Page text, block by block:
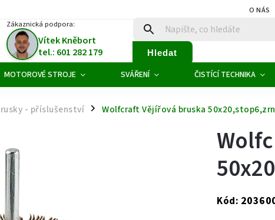
O NÁS
Zákaznická podpora:
Vítek Kněbort
tel.: 601 282 179
Hledat
MOTOROVÉ STROJE SVÁŘENÍ ČISTÍCÍ TECHNIKA
- příslušenství / Wolfcraft Vějířová bruska
Kód: